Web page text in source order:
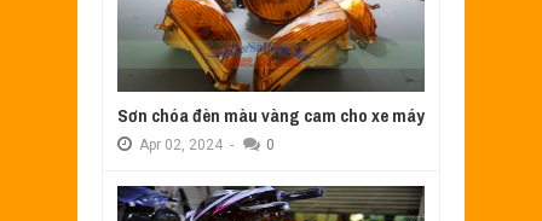
Sơn chóa đèn màu vàng cam cho xe máy
Apr 02, 2024 - 0